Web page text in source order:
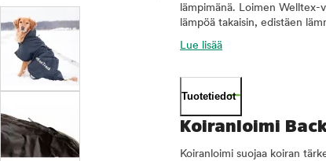
lämpimänä. Loimen Welltex-
lämpöä takaisin, edistäen
Lue lisää
Tuotetiedot
Koiranloimi
Koiranloimi suojaa koiran